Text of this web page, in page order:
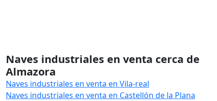
Naves industriales en venta cerca de
Almazora
Naves industriales en venta en Vila-real
Naves industriales en venta en Castellón de la Plana